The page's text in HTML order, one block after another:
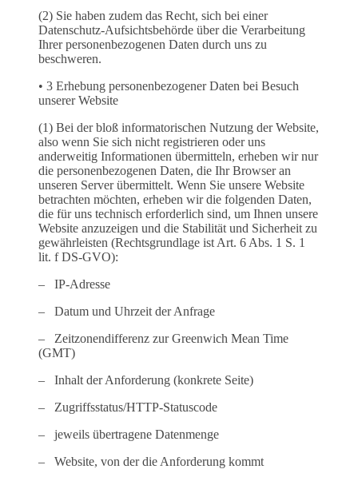
(2) Sie haben zudem das Recht, sich bei einer
Datenschutz-Aufsichtsbehörde über die Verarbeitung
Ihrer personenbezogenen Daten durch uns zu
beschweren.
• 3 Erhebung personenbezogener Daten bei Besuch
unserer Website
(1) Bei der bloß informatorischen Nutzung der Website,
also wenn Sie sich nicht registrieren oder uns
anderweitig Informationen übermitteln, erheben wir nur
die personenbezogenen Daten, die Ihr Browser an
unseren Server übermittelt. Wenn Sie unsere Website
betrachten möchten, erheben wir die folgenden Daten,
die für uns technisch erforderlich sind, um Ihnen unsere
Website anzuzeigen und die Stabilität und Sicherheit zu
gewährleisten (Rechtsgrundlage ist Art. 6 Abs. 1 S. 1
lit. f DS-GVO):
– IP-Adresse
– Datum und Uhrzeit der Anfrage
– Zeitzonendifferenz zur Greenwich Mean Time
(GMT)
– Inhalt der Anforderung (konkrete Seite)
– Zugriffsstatus/HTTP-Statuscode
– jeweils übertragene Datenmenge
– Website, von der die Anforderung kommt